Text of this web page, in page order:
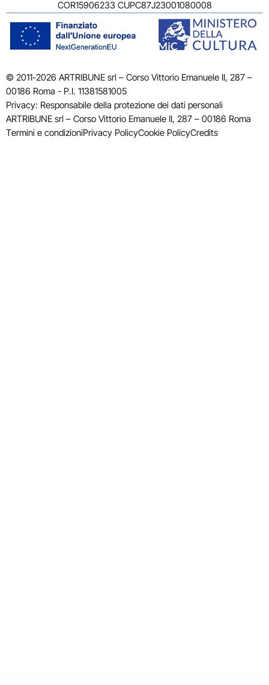
COR15906233 CUPC87J23001080008
© 2011-2026 ARTRIBUNE srl – Corso Vittorio Emanuele II, 287 –
00186 Roma - P.I. 11381581005
Privacy: Responsabile della protezione dei dati personali
ARTRIBUNE srl – Corso Vittorio Emanuele II, 287 – 00186 Roma
Termini e condizioniPrivacy PolicyCookie PolicyCredits